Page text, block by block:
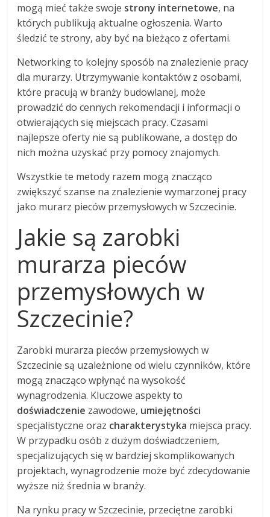
mogą mieć także swoje strony internetowe, na
których publikują aktualne ogłoszenia. Warto
śledzić te strony, aby być na bieżąco z ofertami.
Networking to kolejny sposób na znalezienie pracy
dla murarzy. Utrzymywanie kontaktów z osobami,
które pracują w branży budowlanej, może
prowadzić do cennych rekomendacji i informacji o
otwierających się miejscach pracy. Czasami
najlepsze oferty nie są publikowane, a dostęp do
nich można uzyskać przy pomocy znajomych.
Wszystkie te metody razem mogą znacząco
zwiększyć szanse na znalezienie wymarzonej pracy
jako murarz pieców przemysłowych w Szczecinie.
Jakie są zarobki
murarza pieców
przemysłowych w
Szczecinie?
Zarobki murarza pieców przemysłowych w
Szczecinie są uzależnione od wielu czynników, które
mogą znacząco wpłynąć na wysokość
wynagrodzenia. Kluczowe aspekty to
doświadczenie zawodowe, umiejętności
specjalistyczne oraz charakterystyka miejsca pracy.
W przypadku osób z dużym doświadczeniem,
specjalizujących się w bardziej skomplikowanych
projektach, wynagrodzenie może być zdecydowanie
wyższe niż średnia w branży.
Na rynku pracy w Szczecinie, przeciętne zarobki